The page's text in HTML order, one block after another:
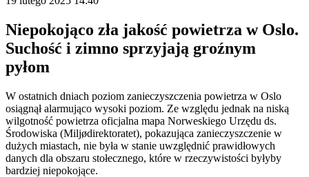
Niepokojąco zła jakość powietrza w Oslo.
Suchość i zimno sprzyjają groźnym
pyłom
W ostatnich dniach poziom zanieczyszczenia powietrza w Oslo
osiągnął alarmująco wysoki poziom. Ze względu jednak na niską
wilgotność powietrza oficjalna mapa Norweskiego Urzędu ds.
Środowiska (Miljødirektoratet), pokazująca zanieczyszczenie w
dużych miastach, nie była w stanie uwzględnić prawidłowych
danych dla obszaru stołecznego, które w rzeczywistości byłyby
bardziej niepokojące.